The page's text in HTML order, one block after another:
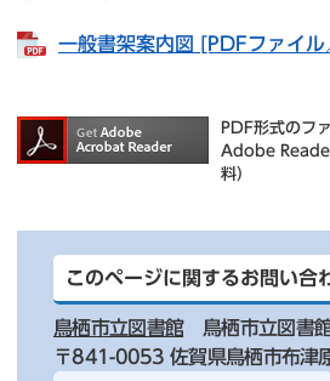
一般書架案内図 [PDFファイ
PDF形式のフ
Adobe Reader
料）
このページに関するお問い合
鳥栖市立図書館
鳥栖市立図書
〒841-0053 佐賀県鳥栖市布津